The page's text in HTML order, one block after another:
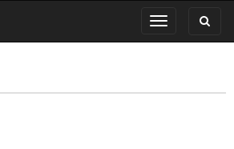
Toggle
navigation